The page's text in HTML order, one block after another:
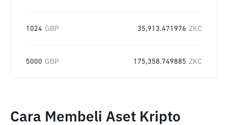
1024 GBP 35,913.471976 ZKC
5000 GBP 175,358.749885 ZKC
Cara Membeli Aset Kripto